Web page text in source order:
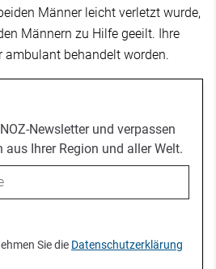
Männer leicht verletzt wurde,
Männern zu Hilfe geeilt. Ihre
ambulant behandelt worden.
Newsletter und verpassen
aus Ihrer Region und aller Welt.
Sie die Datenschutzerklärung